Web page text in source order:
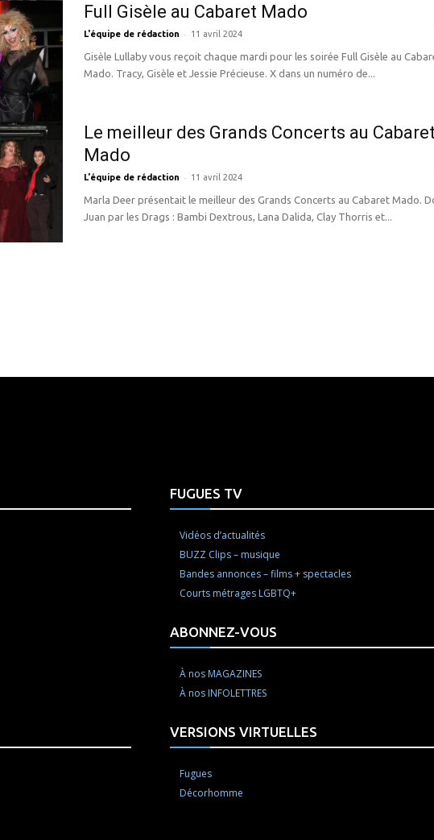
Full Gisèle au Cabaret Mado
L'équipe de rédaction - 11 avril 2024
Gisèle Lullaby vous reçoit chaque mardi pour les soirée Full Gisèle au
Mado. Tracy, Gisèle et Jessie Précieuse. X dans un numéro de...
Le meilleur des Grands Concerts au Cabaret
Mado
L'équipe de rédaction - 11 avril 2024
Marla Deer présentait le meilleur des Grands Concerts au Cabaret Mado.
Juan par les Drags : Bambi Dextrous, Lana Dalida, Clay Thorris et...
FUGUES TV
Vidéos d’actualités
BUZZ Clips – musique
Bandes annonces – films + spectacles
Courts métrages LGBTQ+
ABONNEZ-VOUS
À nos MAGAZINES
À nos INFOLETTRES
VERSIONS VIRTUELLES
Fugues
Décorhomme